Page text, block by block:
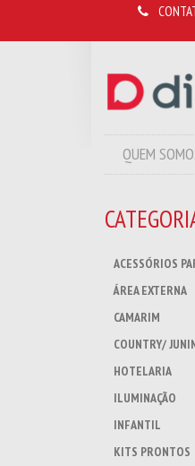
QUEM
ACESSÓRIOS
ÁREA EXTERNA
CAMARIM
COUNTRY/
HOTELARIA
ILUMINAÇÃO
INFANTIL
KITS PRONTOS